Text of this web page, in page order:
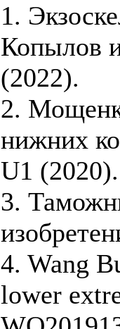
1.
Копылов
(2022).
2.
нижних
U1 (2020).
3.
4. Wang
lower